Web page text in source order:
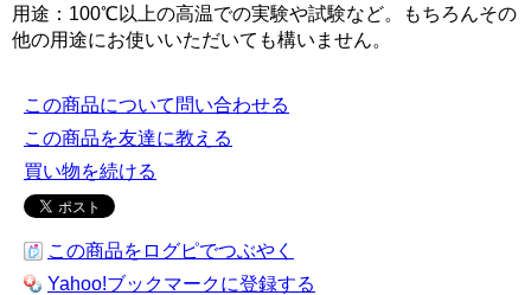
用途：100℃以上の高温での実験や試験など。もちろんその
他の用途にお使いいただいても構いません。
この商品について問い合わせる
この商品を友達に教える
買い物を続ける
この商品をログピでつぶやく
Yahoo!ブックマークに登録する